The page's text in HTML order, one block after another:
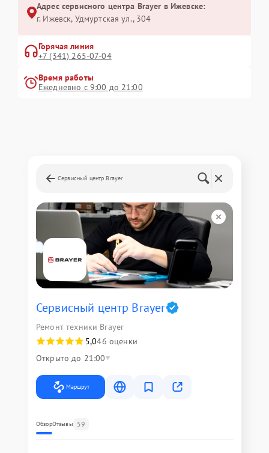
Адрес сервисного центра Brayer в Ижевске:
г. Ижевск, Удмуртская ул., 304
Горячая линия
+7 (341) 265-07-04
Время работы
Ежедневно с 9:00 до 21:00
Сервисный центр Brayer
Сервисный центр Brayer
Ремонт техники Brayer
5,046 оценки
Открыто до 21:00
Маршрут
ОбзорОтзывы 59